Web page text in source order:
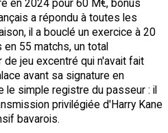
en 2024 pour 60 M€, bonus
a répondu à toutes les
il a bouclé un exercice à 20
55 matchs, un total
jeu excentré qui n'avait fait
avant sa signature en
le simple registre du passeur : il
privilégiée d'Harry Kane
bavarois.